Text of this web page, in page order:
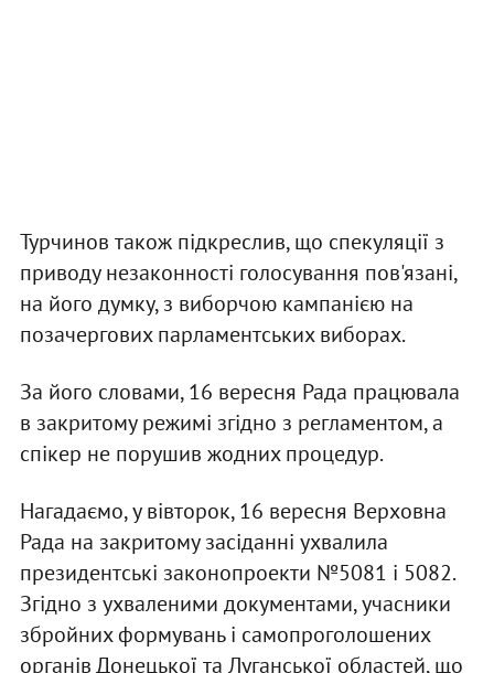
Турчинов також підкреслив, що спекуляції з
приводу незаконності голосування пов'язані,
на його думку, з виборчою кампанією на
позачергових парламентських виборах.
За його словами, 16 вересня Рада працювала
в закритому режимі згідно з регламентом, а
спікер не порушив жодних процедур.
Нагадаємо, у вівторок, 16 вересня Верховна
Рада на закритому засіданні ухвалила
президентські законопроекти №5081 і 5082.
Згідно з ухваленими документами, учасники
збройних формувань і самопроголошених
органів Донецької та Луганської областей, що